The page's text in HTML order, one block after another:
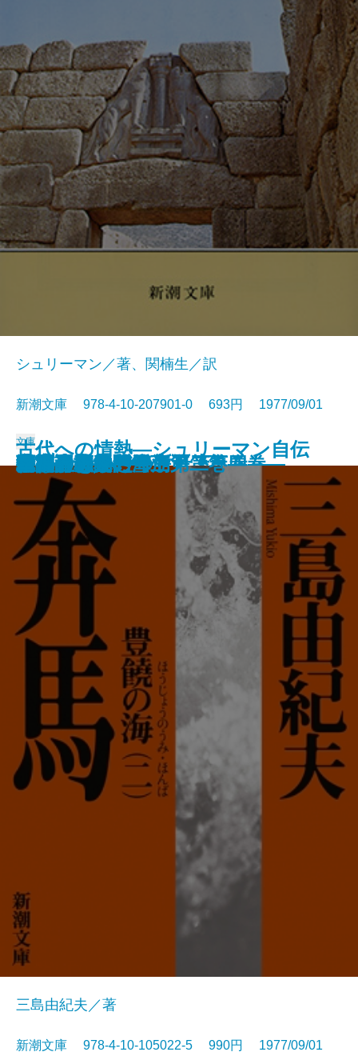
喪失の儀礼
パルタイ
夢魔の標的
天人五衰―豊饒の海・第四巻―
海流のなかの島々〔上〕
海流のなかの島々〔下〕
暁の寺―豊饒の海・第三巻―
果心居士の幻術
百万ドルをとり返せ！
古代への情熱―シュリーマン自伝
―
シュリーマン／著、関楠生／訳
新潮文庫 978-4-10-207901-0 693円 1977/09/01
文庫
奔馬―豊饒の海・第二巻―
三島由紀夫／著
新潮文庫 978-4-10-105022-5 990円 1977/09/01
白い服の男
先導者・赤い雪崩
午後の恐竜
彼の生きかた
巨人の磯
宇宙のあいさつ
精神分析入門〔上〕
精神分析入門〔下〕
幸福論